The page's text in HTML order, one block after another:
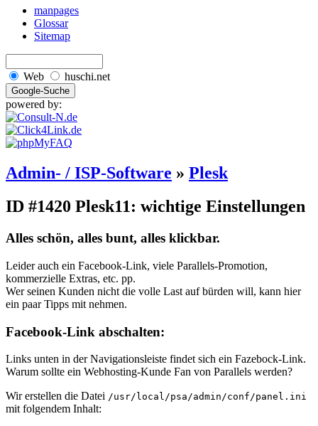
manpages
Glossar
Sitemap
Web huschi.net
powered by:
Admin- / ISP-Software » Plesk
ID #1420 Plesk11: wichtige Einstellungen
Alles schön, alles bunt, alles klickbar.
Leider auch ein Facebook-Link, viele Parallels-Promotion,
kommerzielle Extras, etc. pp.
Wer seinen Kunden nicht die volle Last auf bürden will, kann hier
ein paar Tipps mit nehmen.
Facebook-Link abschalten:
Links unten in der Navigationsleiste findet sich ein Fazebock-Link.
Warum sollte ein Webhosting-Kunde Fan von Parallels werden?
Wir erstellen die Datei /usr/local/psa/admin/conf/panel.ini
mit folgendem Inhalt: